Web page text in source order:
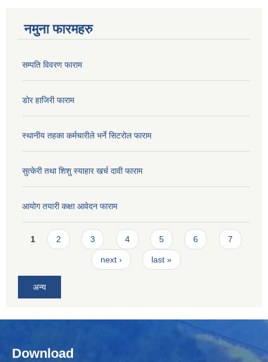
नमुना फारमहरु
सम्पति विवरण फाराम
डोर हाजिरी फाराम
स्थानीय तहका कर्मचारीले भर्ने सिटरोल फाराम
सुत्केरी तथा शिशु स्याहार खर्च दावी फाराम
आयोग तयारी कक्षा आवेदन फाराम
Pages
1 2 3 4 5 6 7
next › last »
अन्य
Download